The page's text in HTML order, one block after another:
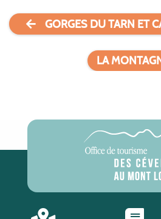
GORGES DU TARN ET
LA